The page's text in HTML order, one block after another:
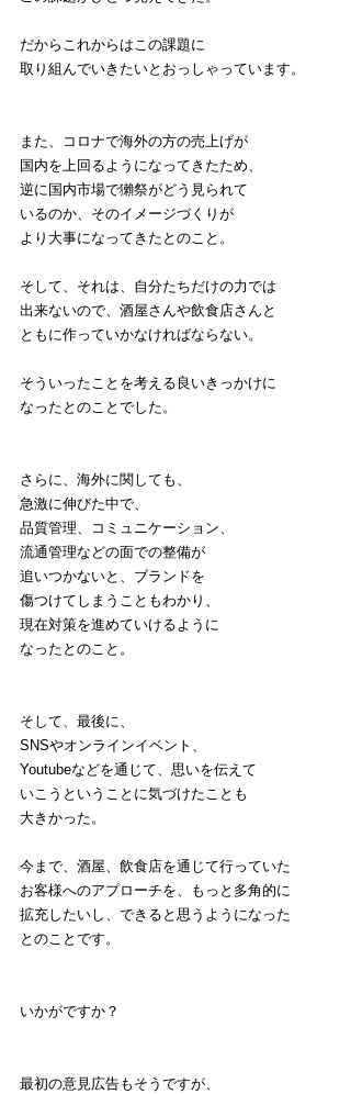
だからこれからはこの課題に
取り組んでいきたいとおっしゃっています。
また、コロナで海外の方の売上げが
国内を上回るようになってきたため、
逆に国内市場で獺祭がどう見られて
いるのか、そのイメージづくりが
より大事になってきたとのこと。
そして、それは、自分たちだけの力では
出来ないので、酒屋さんや飲食店さんと
ともに作っていかなければならない。
そういったことを考える良いきっかけに
なったとのことでした。
さらに、海外に関しても、
急激に伸びた中で、
品質管理、コミュニケーション、
流通管理などの面での整備が
追いつかないと、ブランドを
傷つけてしまうこともわかり、
現在対策を進めていけるように
なったとのこと。
そして、最後に、
SNSやオンラインイベント、
Youtubeなどを通じて、思いを伝えて
いこうということに気づけたことも
大きかった。
今まで、酒屋、飲食店を通じて行っていた
お客様へのアプローチを、もっと多角的に
拡充したいし、できると思うようになった
とのことです。
いかがですか？
最初の意見広告もそうですが、